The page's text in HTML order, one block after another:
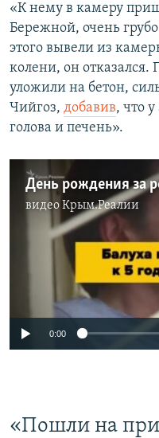
«К нему в камеру
Бережной, очень
этого вывели из
колени, он отказался.
уложили на бетон,
Чийгоз, добавив, что
голова и печень».
видеоКрым.Реалии
No media
0:00
«Пошли на